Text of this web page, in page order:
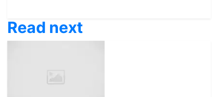
Read next